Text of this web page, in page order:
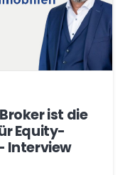
ist die
Equity-
Interview